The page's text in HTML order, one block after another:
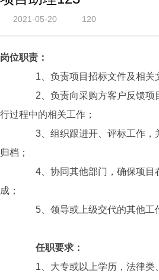
2021-05-20 120
岗位职责：
1、负责项目招标文件及相关
2、负责向采购方客户反馈项
行过程中的相关工作；
3、组织跟进开、评标工作，
归档；
4、协同其他部门，确保项目
成；
5、领导或上级交代的其他工
任职要求：
1、大专或以上学历，法律类